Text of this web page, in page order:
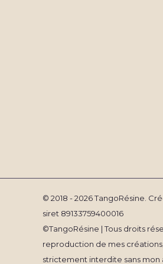
© 2018 - 2026 TangoRésine.
siret 89133759400016
©TangoRésine | Tous droits
reproduction de mes
strictement interdite sans mon